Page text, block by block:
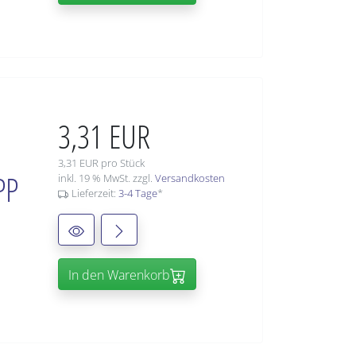
3,31 EUR
3,31 EUR pro Stück
inkl. 19 % MwSt. zzgl. Versandkosten
Lieferzeit: 3-4 Tage*
In den Warenkorb